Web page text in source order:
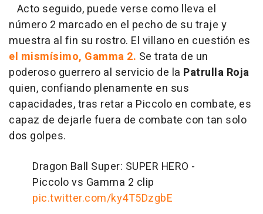
Acto seguido, puede verse como lleva el
número 2 marcado en el pecho de su traje y
muestra al fin su rostro. El villano en cuestión es
el mismísimo, Gamma 2. Se trata de un
poderoso guerrero al servicio de la Patrulla Roja
quien, confiando plenamente en sus
capacidades, tras retar a Piccolo en combate, es
capaz de dejarle fuera de combate con tan solo
dos golpes.
Dragon Ball Super: SUPER HERO -
Piccolo vs Gamma 2 clip
pic.twitter.com/ky4T5DzgbE